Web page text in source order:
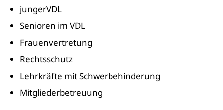
jungerVDL
Senioren im VDL
Frauenvertretung
Rechtsschutz
Lehrkräfte mit Schwerbehinderung
Mitgliederbetreuung